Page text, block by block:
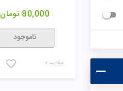
80,000 تومان
ناموجود
مقایسـه